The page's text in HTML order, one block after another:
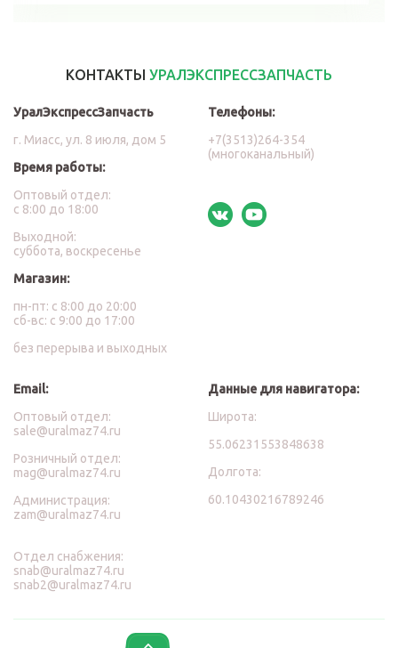
КОНТАКТЫ УРАЛЭКСПРЕССЗАПЧАСТЬ
УралЭкспрессЗапчасть
г. Миасс, ул. 8 июля, дом 5
Время работы:
Оптовый отдел:
с 8:00 до 18:00
Выходной:
суббота, воскресенье
Магазин:
пн-пт: с 8:00 до 20:00
сб-вс: с 9:00 до 17:00
без перерыва и выходных
Телефоны:
+7(3513)264-354
(многоканальный)
Email:
Оптовый отдел:
sale@uralmaz74.ru
Розничный отдел:
mag@uralmaz74.ru
Администрация:
zam@uralmaz74.ru
Отдел снабжения:
snab@uralmaz74.ru
snab2@uralmaz74.ru
Данные для навигатора:
Широта:
55.06231553848638
Долгота:
60.10430216789246